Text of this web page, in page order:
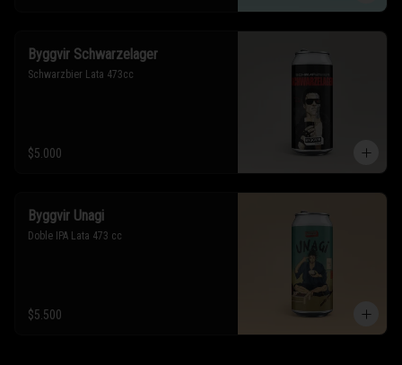
Byggvir Schwarzelager
Schwarzbier Lata 473cc
$5.000
Byggvir Unagi
Doble IPA Lata 473 cc
$5.500